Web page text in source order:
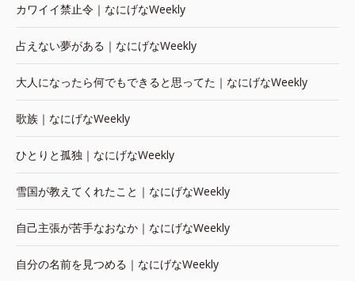
カワイイ禁止令｜なにげなWeekly
占えない夢がある｜なにげなWeekly
大人になったら何でもできると思ってた｜なにげなWeekly
歌族｜なにげなWeekly
ひとりと孤独｜なにげなWeekly
雪国が教えてくれたこと｜なにげなWeekly
自己主張が苦手なおなか｜なにげなWeekly
自分の名前を見つめる｜なにげなWeekly